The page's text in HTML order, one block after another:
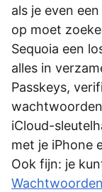
als je even
op moet
Sequoia een
alles in
Passkeys,
iCloud-
met je iPhone
Ook fijn: je